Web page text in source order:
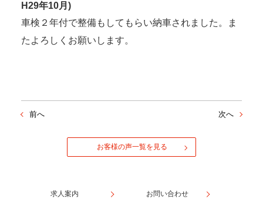
H29年10月)
車検２年付で整備もしてもらい納車されました。ま
たよろしくお願いします。
前へ 次へ
お客様の声一覧を見る
求人案内 お問い合わせ